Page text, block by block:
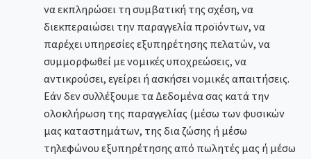
να εκπληρώσει τη συμβατική της σχέση, να
διεκπεραιώσει την παραγγελία προϊόντων, να
παρέχει υπηρεσίες εξυπηρέτησης πελατών, να
συμμορφωθεί με νομικές υποχρεώσεις, να
αντικρούσει, εγείρει ή ασκήσει νομικές απαιτήσεις.
Εάν δεν συλλέξουμε τα Δεδομένα σας κατά την
ολοκλήρωση της παραγγελίας (μέσω των φυσικών
μας καταστημάτων, της δια ζώσης ή μέσω
τηλεφώνου εξυπηρέτησης από πωλητές μας ή μέσω